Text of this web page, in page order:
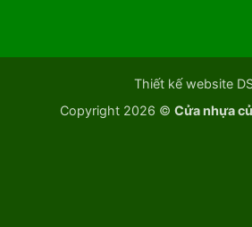
Thiết kế website
Copyright 2026 © Cửa nhựa